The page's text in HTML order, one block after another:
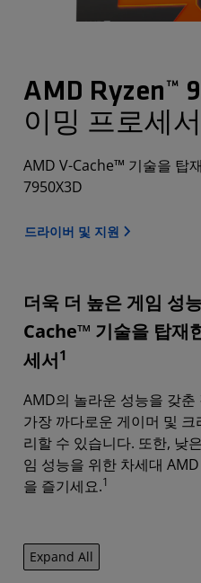
AMD Ryzen™
이밍 프로세서
AMD V-Cache™ 기술을 탑
7950X3D
드라이버 및 지원
더욱 더 높은 게임 성
Cache™ 기술을 탑재
세서1
AMD의 놀라운 성능을 갖
가장 까다로운 게이머 및
리할 수 있습니다. 또한, 낮
임 성능을 위한 차세대
을 즐기세요.1
Expand All